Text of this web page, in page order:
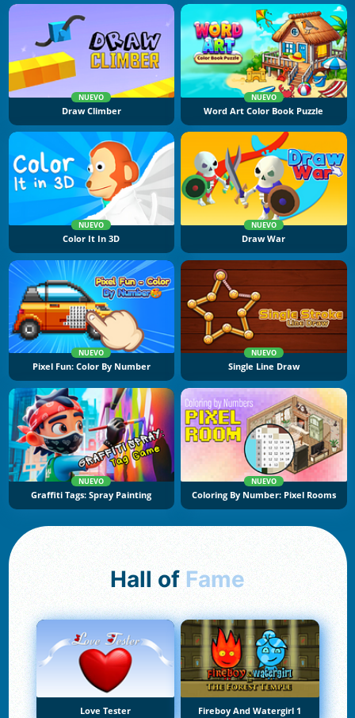
NUEVO
Draw Climber
NUEVO
Word Art Color Book Puzzle
NUEVO
Color It In 3D
NUEVO
Draw War
NUEVO
Pixel Fun: Color By Number
NUEVO
Single Line Draw
NUEVO
Graffiti Tags: Spray Painting
NUEVO
Coloring By Number: Pixel Rooms
Hall of Fame
Love Tester Fireboy And Watergirl 1